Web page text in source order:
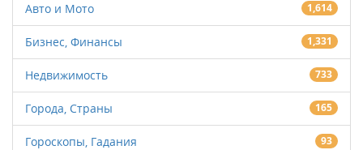
Авто и Мото 1,614
Бизнес, Финансы 1,331
Недвижимость 733
Города, Страны 165
Гороскопы, Гадания 93